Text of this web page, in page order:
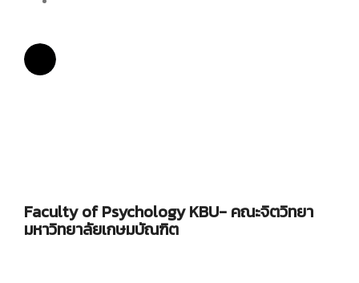
Faculty of Psychology KBU- คณะจิตวิทยา
มหาวิทยาลัยเกษมบัณฑิต